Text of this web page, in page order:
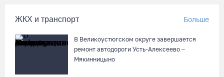
Выборы-2026: кому отдает победу поквартирный опрос
06.08.26 / 17:18
ЖКХ и транспорт Больше
В Великоустюгском округе завершается
ремонт автодороги Усть-Алексеево –
Мякинницыно